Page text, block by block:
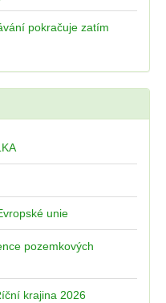
pokračuje zatím
unie
pozemkových
krajina 2026